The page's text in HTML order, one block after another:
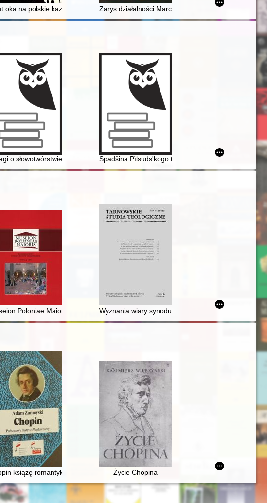
koszalińskiego "Ekonoma" (1945-2020)
oka na polskie kazania drukowane z czasów Stanisława Augusta Poniatowskiego
Zarys działalności Marcelego Najdera w powojennym
1977 r. w "Dzienniku" Tadeusza Gumińskiego
o słowotwórstwie przymiotnika w polszczyźnie południowokresowej (na
Spadŝina Pìlsuds'kogo ta Petlûri : minule,
Franciszka Kręckiego i dr. Bernarda Filarskiego
aktów konstytucyjnych innych państw Europy Środkowej i Wschodniej
Poloniae Maioris : rocznik Naukowy Fundacji Muzeów Wielkopolskich. T. 10
Wyznania wiary synodu w Antiochii z 341 roku
książę romantyków Życie Chopina